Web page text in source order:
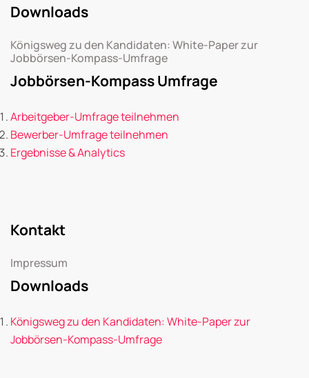
Downloads
Königsweg zu den Kandidaten: White-Paper zur
Jobbörsen-Kompass-Umfrage
Jobbörsen-Kompass Umfrage
Arbeitgeber-Umfrage teilnehmen
Bewerber-Umfrage teilnehmen
Ergebnisse & Analytics
Kontakt
Impressum
Downloads
Königsweg zu den Kandidaten: White-Paper zur
Jobbörsen-Kompass-Umfrage